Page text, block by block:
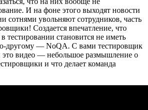
И на фоне этого выходят новости
сотнями увольняют сотрудников, часть
Создается впечатление, что
тестировании становится не иметь
другому — NoQA. С вами тестировщик
видео — небольшое размышление о
и что делает команда